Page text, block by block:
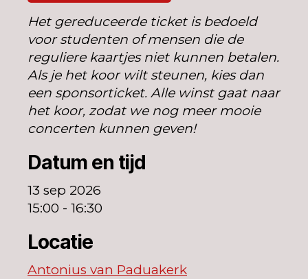
Het gereduceerde ticket is bedoeld
voor studenten of mensen die de
reguliere kaartjes niet kunnen betalen.
Als je het koor wilt steunen, kies dan
een sponsorticket. Alle winst gaat naar
het koor, zodat we nog meer mooie
concerten kunnen geven!
Datum en tijd
13 sep 2026
15:00 - 16:30
Locatie
Antonius van Paduakerk